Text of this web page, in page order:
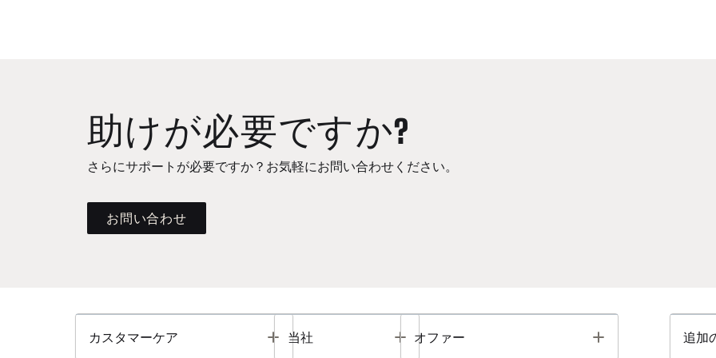
助けが必要ですか?
さらにサポートが必要ですか？お気軽にお問い合わせください。
お問い合わせ
カスタマーケア Toggle
当社 Toggle
オファー Toggle 追加